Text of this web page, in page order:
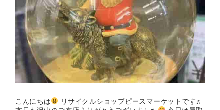
こんにちは
リサイクルショップピースマーケットです♬